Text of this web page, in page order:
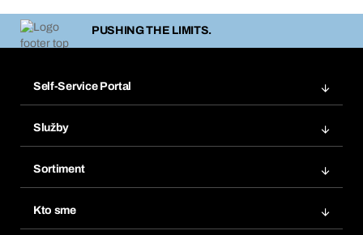
PUSHING THE LIMITS.
Self-Service Portal
Obľúbené
Opakované objednávky
Predplatné
Služby
Chemická databáza
eProcurement
Sortiment
Kto sme